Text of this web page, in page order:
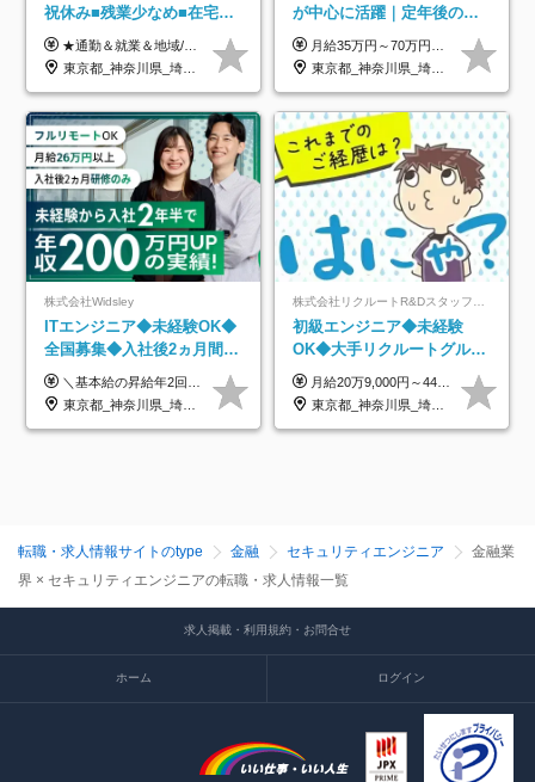
祝休み■残業少なめ■在宅実
績あり■約900種類のスキル
アップ講座あり■全国募集
★通勤＆就業＆地域/住宅＆役職手当あり ★残業代は全額支給 ★選べる給与制度あり！ ■東京・神奈川・千葉・埼玉勤務の場合 月給24.5万円～55万円＋諸手当 （残業代は全額支給） (20,000円の地域/住宅手当込み) ■愛知・京都・大阪・兵庫勤務の場合 月給24万円以上＋諸手当 （残業代は全額支給） (15,000円の地域/住宅手当込み) ■茨城・栃木・群馬・静岡・三重・滋賀・広島・福岡勤務の場合 月給23.5万円以上＋諸手当 （残業代は全額支給） (10,000円の地域/住宅手当込み) ■北海道・宮城・山梨・長野・岐阜・奈良・和歌山・岡山勤務の場合 月給23万円以上＋諸手当 （残業代は全額支給） (5,000円の地域/住宅手当込み) ■その他のエリア勤務の場合 月給22.5万円以上＋諸手当 （残業代は全額支給） ※経験や能力を考慮し、当社規定により優遇します 【昇給：年一回実施】 【選べる給与制度】 ★収入を重視する方に… 「変動型人事制度」の選択も可能（派遣先からの評価に応じて収入アップ！） ※年2回のタイミングで希望者と面談の上決定します。
東京都_神奈川県_埼玉県_千葉県_大阪府_愛知県_北海道_岩手県_宮城県_山形県_福島県_茨城県_栃木県_群馬県_山梨県_長野県_富山県_石川県_静岡県_岐阜県_三重県_兵庫県_京都府_滋賀県_奈良県_広島県_岡山県_山口県_愛媛県_福岡県_熊本県_長崎県
が中心に活躍｜定年後の給
与減ナシ｜年収50万円アッ
プ実績／昇給率92％（直近3
年）
月給35万円～70万円（固定残業代30時間分63,869円～を含む）+賞与年1回 ※30時間を超える分は別途支給します ●これまでのご経験・スキル・前職給与をできる限り考慮します ●待機期間も給与を100％支給します ●試用期間中も給与や福利厚生は同じです ≪年収を維持しながら長く働けます！≫ 一般的な企業では55歳や60歳を機に年収が下がりますが、 当社は役職などではなく「スキルや経験」で評価。 エンジニアとして長く働きながら あなたにふさわしい年収を維持できます！
東京都_神奈川県_埼玉県_千葉県
株式会社Widsley
ITエンジニア◆未経験OK◆
全国募集◆入社後2ヵ月間は
研修のみ◆フルリモート
OK◆残業月3h◆服装髪型自
＼基本給の昇給年2回＆プロジェクト手当による昇給年12回！！／ 【経験者の場合】 月給33万円～70万円＋プロジェクト手当＋資格手当 ★スキルや経験を考慮の上、優遇します ★上記給与には固定残業代20時間分(月4万3883円～)を含みます。残業が超過した場合は、追加支給します(残業は月平均3時間とほぼ発生しません。残業がなくても、固定残業代は支給されます) ★試用期間中も、月給や福利厚生等は同じです ---------- 【未経験者の場合】 月給26万円～50万円＋プロジェクト手当＋資格手当 ★スキルや経験を考慮の上、優遇します ★上記給与には固定残業代20時間分(月3万719円～)を含みます。残業が超過した場合は、追加支給します(残業は月平均3時間とほぼ発生しません。残業がなくても、固定残業代は支給されます) ★試用期間6ヵ月あり ・1ヶ月目～：月給23万円～ ・2ヶ月目～6ヶ月目：月給23万円～＋プロジェクト手当1～3万円 （上記給与にはそれぞれ固定残業代20時間分(月3万719円～)を含み、超過した場合は追加支給します。） ---------- 【プロジェクト手当について】 参画するプロジェクトの単価に応じて毎月の歩合給を支給します 業界内でもトップクラスの高還元です！
東京都_神奈川県_埼玉県_千葉県_大阪府_愛知県_北海道_青森県_岩手県_宮城県_秋田県_山形県_福島県_茨城県_栃木県_群馬県_新潟県_山梨県_長野県_富山県_石川県_福井県_静岡県_岐阜県_三重県_兵庫県_京都府_滋賀県_奈良県_和歌山県_広島県_岡山県_鳥取県_島根県_山口県_徳島県_香川県_愛媛県_高知県_福岡県_熊本県_佐賀県_長崎県_大分県_宮崎県_鹿児島県_沖縄県
初級エンジニア◆未経験
OK◆大手リクルートグルー
プ正社員◆独自の教育体制
◆住宅手当制度あり/s
月給20万9,000円～44万円 ※試用期間6カ月あり（期間中の待遇に変更なし） ※経験・能力・前給を考慮の上、決定いたします ※時間外手当100％支給 ※派遣就業先が変更となる場合には、就業規則、労使協定等に基づき賃金が変更となる可能性があります
東京都_神奈川県_埼玉県_千葉県_大阪府_愛知県_青森県_岩手県_宮城県_秋田県_山形県_福島県_茨城県_栃木県_群馬県_山梨県_長野県_福井県_静岡県_岐阜県_三重県_兵庫県_京都府_滋賀県_奈良県_広島県_岡山県_山口県_香川県_福岡県_熊本県_佐賀県_長崎県_大分県_宮崎県_鹿児島県
転職・求人情報サイトのtype 金融 セキュリティエンジニア
金融業
界 × セキュリティエンジニアの転職・求人情報一覧
求人掲載・利用規約・お問合せ
ホーム ログイン